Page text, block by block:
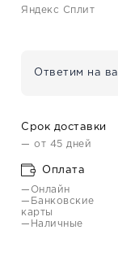
Яндекс Сплит
Ответим на
Срок доставки
— от 45 дней
Оплата
—Онлайн
—Банковские
карты
—Наличные